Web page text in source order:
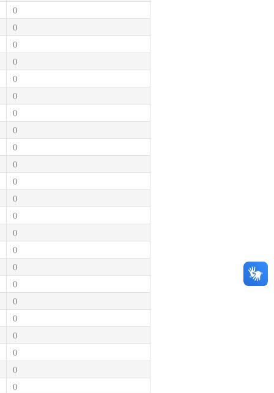
0
0
0
0
0
0
0
0
0
0
0
0
0
0
0
0
0
0
0
0
0
0
0